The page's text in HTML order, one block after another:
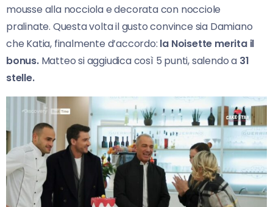
mousse alla nocciola e decorata con nocciole
pralinate. Questa volta il gusto convince sia Damiano
che Katia, finalmente d’accordo: la Noisette merita il
bonus.Matteo si aggiudica così 5 punti, salendo a 31
stelle.